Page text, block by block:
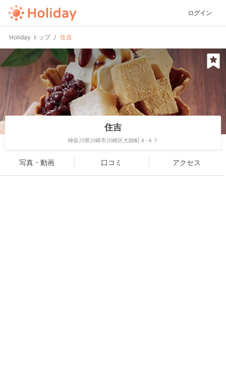
ログイン
Holiday トップ 住吉
住吉
神奈川県川崎市川崎区大師町４-４７
写真・動画 口コミ アクセス